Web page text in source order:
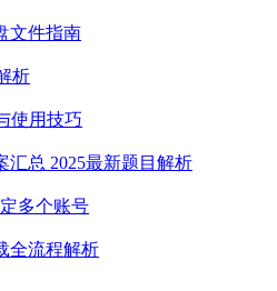
文件指南
析
使用技巧
汇总 2025最新题目解析
多个账号
全流程解析